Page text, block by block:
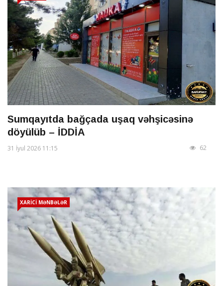
Sumqayıtda bağçada uşaq vəhşicəsinə
döyülüb – İDDİA
31 İyul 2026 11:15 62
XARİCİ MƏNBƏLƏR